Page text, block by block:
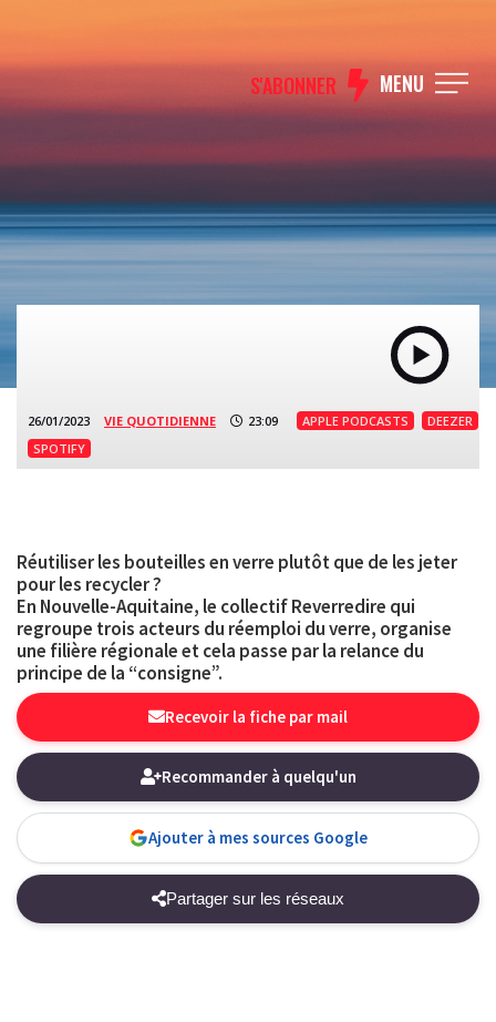
S'ABONNER MENU
26/01/2023 VIE QUOTIDIENNE 23:09 APPLE PODCASTS
DEEZER
SPOTIFY
Réutiliser les bouteilles en verre plutôt que de les jeter
pour les recycler ?
En Nouvelle-Aquitaine, le collectif Reverredire qui
regroupe trois acteurs du réemploi du verre, organise
une filière régionale et cela passe par la relance du
principe de la “consigne”.
Recevoir la fiche par mail
Recommander à quelqu'un
Ajouter à mes sources Google
Partager sur les réseaux